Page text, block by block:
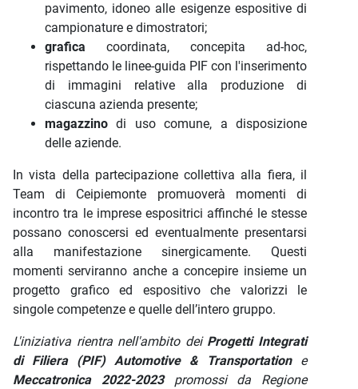
pavimento, idoneo alle esigenze espositive di
campionature e dimostratori;
grafica coordinata, concepita ad-hoc,
rispettando le linee-guida PIF con l'inserimento
di immagini relative alla produzione di
ciascuna azienda presente;
magazzino di uso comune, a disposizione
delle aziende.
In vista della partecipazione collettiva alla fiera, il
Team di Ceipiemonte promuoverà momenti di
incontro tra le imprese espositrici affinché le stesse
possano conoscersi ed eventualmente presentarsi
alla manifestazione sinergicamente. Questi
momenti serviranno anche a concepire insieme un
progetto grafico ed espositivo che valorizzi le
singole competenze e quelle dell’intero gruppo.
L'iniziativa rientra nell'ambito dei Progetti Integrati
di Filiera (PIF) Automotive & Transportatione
Meccatronica 2022-2023promossi da Regione